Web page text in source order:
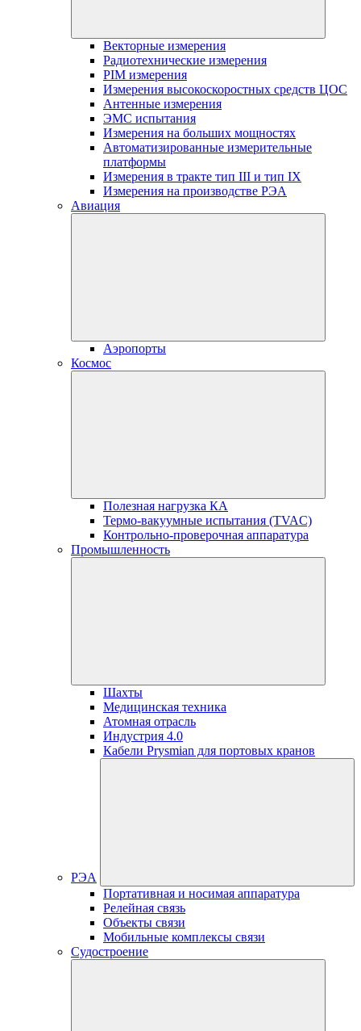
Векторные измерения
Радиотехнические измерения
PIM измерения
Измерения высокоскоростных средств ЦОС
Антенные измерения
ЭМС испытания
Измерения на больших мощностях
Автоматизированные измерительные
платформы
Измерения в тракте тип III и тип IX
Измерения на производстве РЭА
Авиация
Аэропорты
Космос
Полезная нагрузка КА
Термо-вакуумные испытания (TVAC)
Контрольно-проверочная аппаратура
Промышленность
Шахты
Медицинская техника
Атомная отрасль
Индустрия 4.0
Кабели Prysmian для портовых кранов
РЭА
Портативная и носимая аппаратура
Релейная связь
Объекты связи
Мобильные комплексы связи
Судостроение